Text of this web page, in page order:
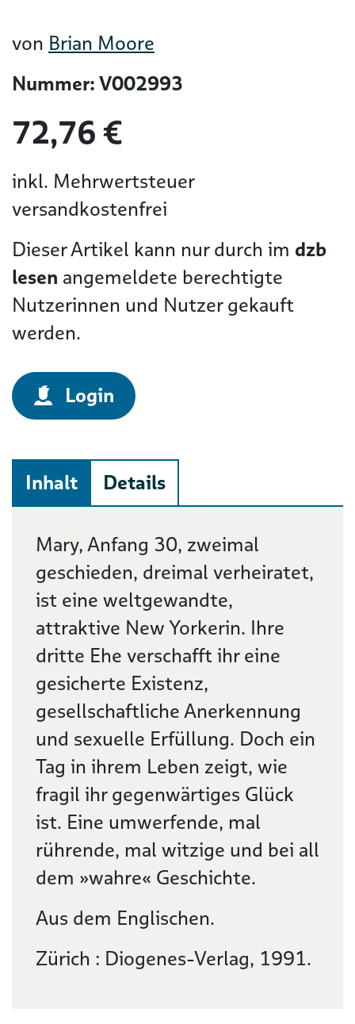
von Brian Moore
Nummer: V002993
72,76 €
inkl. Mehrwertsteuer
versandkostenfrei
Dieser Artikel kann nur durch im dzb
lesen angemeldete berechtigte
Nutzerinnen und Nutzer gekauft
werden.
Login
Inhalt Details
Beschreibung
Mary, Anfang 30, zweimal
geschieden, dreimal verheiratet,
ist eine weltgewandte,
attraktive New Yorkerin. Ihre
dritte Ehe verschafft ihr eine
gesicherte Existenz,
gesellschaftliche Anerkennung
und sexuelle Erfüllung. Doch ein
Tag in ihrem Leben zeigt, wie
fragil ihr gegenwärtiges Glück
ist. Eine umwerfende, mal
rührende, mal witzige und bei all
dem »wahre« Geschichte.
Aus dem Englischen.
Zürich : Diogenes-Verlag, 1991.